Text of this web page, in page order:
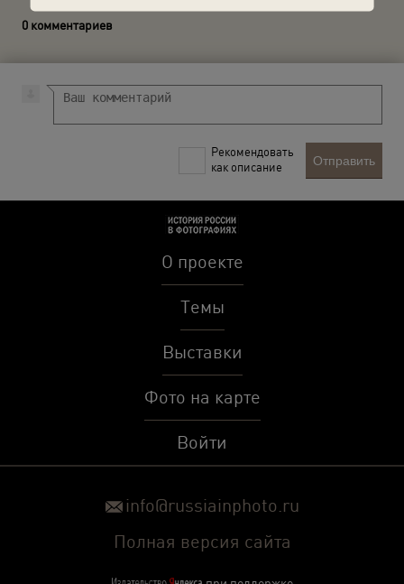
0 комментариев
Рекомендовать
как описание
Отправить
О проекте
Темы
Выставки
Фото на карте
Войти
info@russiainphoto.ru
Полная версия сайта